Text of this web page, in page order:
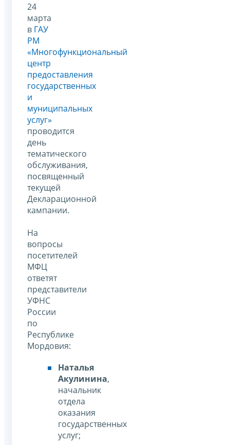
24
марта
в ГАУ
РМ
«Многофункциональный
центр
предоставления
государственных
и
муниципальных
услуг»
проводится
день
тематического
обслуживания,
посвященный
текущей
Декларационной
кампании.
На
вопросы
посетителей
МФЦ
ответят
представители
УФНС
России
по
Республике
Мордовия:
Наталья
Акулинина,
начальник
отдела
оказания
государственных
услуг;